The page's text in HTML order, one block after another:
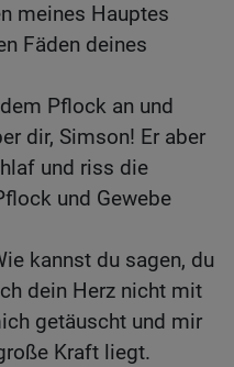
meines Hauptes
Fäden deines
Pflock an und
dir, Simson! Er aber
und riss die
und Gewebe
kannst du sagen, du
dein Herz nicht mit
getäuscht und mir
Kraft liegt.